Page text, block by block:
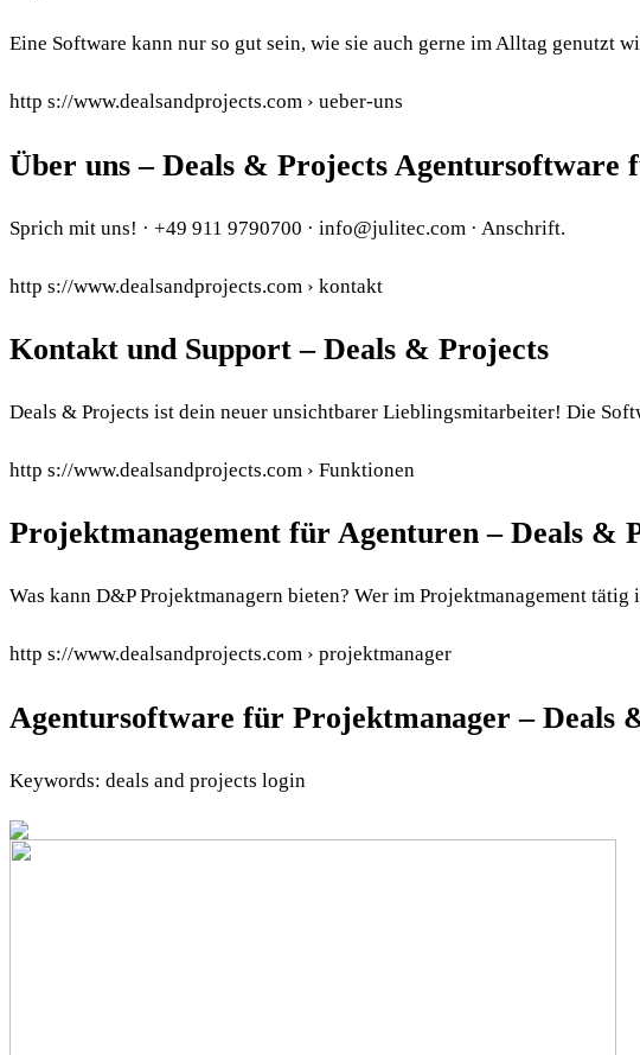
Eine Software kann nur so gut sein, wie sie auch gerne im Alltag genutzt
http s://www.dealsandprojects.com › ueber-uns
Über uns – Deals & Projects Agentursoftware
Sprich mit uns! · +49 911 9790700 · info@julitec.com · Anschrift.
http s://www.dealsandprojects.com › kontakt
Kontakt und Support – Deals & Projects
Deals & Projects ist dein neuer unsichtbarer Lieblingsmitarbeiter! Die
http s://www.dealsandprojects.com › Funktionen
Projektmanagement für Agenturen – Deals &
Was kann D&P Projektmanagern bieten? Wer im Projektmanagement tätig
http s://www.dealsandprojects.com › projektmanager
Agentursoftware für Projektmanager – Deals
Keywords: deals and projects login